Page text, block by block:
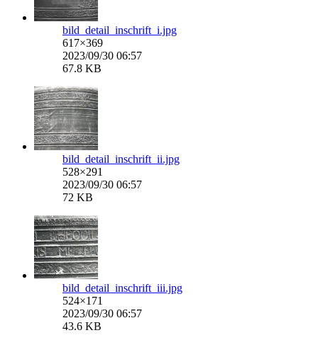
bild_detail_inschrift_i.jpg
617×369
2023/09/30 06:57
67.8 KB
bild_detail_inschrift_ii.jpg
528×291
2023/09/30 06:57
72 KB
bild_detail_inschrift_iii.jpg
524×171
2023/09/30 06:57
43.6 KB